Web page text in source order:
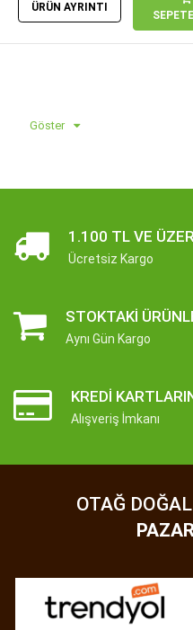
ÜRÜN AYRINTI
Göster
1.100 TL VE
Ücretsiz Kargo
STOKTAKI
Aynı Gün Kargo
KREDI
Alışveriş İmkanı
OTAĞ